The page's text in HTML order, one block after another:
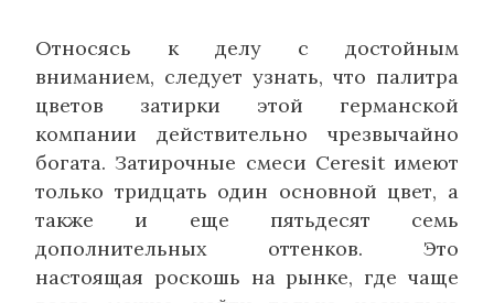
Относясь к делу с достойным
вниманием, следует узнать, что палитра
цветов затирки этой германской
компании действительно чрезвычайно
богата. Затирочные смеси Сeresit имеют
только тридцать один основной цвет, а
также и еще пятьдесят семь
дополнительных оттенков. Это
настоящая роскошь на рынке, где чаще